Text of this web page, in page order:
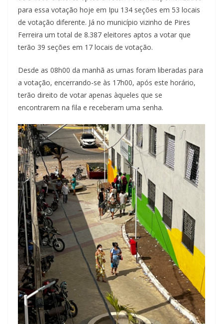
para essa votação hoje em Ipu 134 seções em 53 locais
de votação diferente. Já no município vizinho de Pires
Ferreira um total de 8.387 eleitores aptos a votar que
terão 39 seções em 17 locais de votação.
Desde as 08h00 da manhã as urnas foram liberadas para
a votação, encerrando-se às 17h00, após este horário,
terão direito de votar apenas àqueles que se
encontrarem na fila e receberam uma senha.